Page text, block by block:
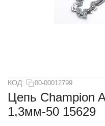
КОД: 00-00012799
Цепь Champion
1,3мм-50 15629